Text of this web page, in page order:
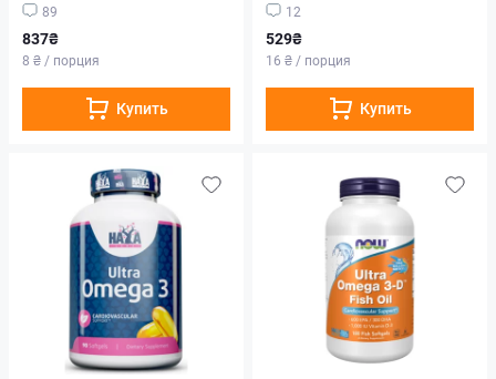
89
837₴
8 ₴ / порция
Купить
12
529₴
16 ₴ / порция
Купить